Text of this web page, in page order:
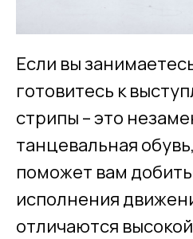
Если вы
готовитесь к
стрипы – это
танцевальная
поможет вам
исполнения
отличаются